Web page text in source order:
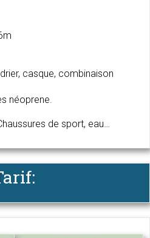
casque, combinaison
néoprene.
de sport, eau…